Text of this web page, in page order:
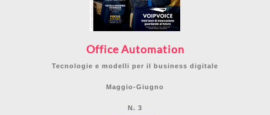
Office Automation
Tecnologie e modelli per il business digitale
Maggio-Giugno
N. 3